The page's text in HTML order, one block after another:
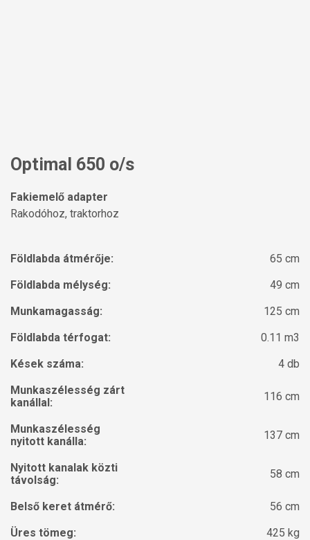
Optimal 650 o/s
Fakiemelő adapter
Rakodóhoz, traktorhoz
Földlabda átmérője:
65 cm
Földlabda mélység:
49 cm
Munkamagasság:
125 cm
Földlabda térfogat:
0.11 m3
Kések száma:
4 db
Munkaszélesség zárt
kanállal:
116 cm
Munkaszélesség
nyitott kanálla:
137 cm
Nyitott kanalak közti
távolság:
58 cm
Belső keret átmérő:
56 cm
Üres tömeg:
425 kg